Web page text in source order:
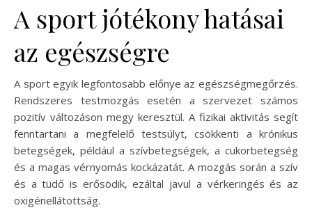
A sport jótékony hatásai
az egészségre
A sport egyik legfontosabb előnye az egészségmegőrzés.
Rendszeres testmozgás esetén a szervezet számos
pozitív változáson megy keresztül. A fizikai aktivitás segít
fenntartani a megfelelő testsúlyt, csökkenti a krónikus
betegségek, például a szívbetegségek, a cukorbetegség
és a magas vérnyomás kockázatát. A mozgás során a szív
és a tüdő is erősödik, ezáltal javul a vérkeringés és az
oxigénellátottság.